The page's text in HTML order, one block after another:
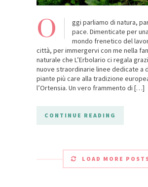
O
ggi parliamo di natura,
pace. Dimenticate per
mondo frenetico del
città, per immergervi con me nella
naturale che L’Erbolario ci regala
nuove straordinarie linee dedicate a
piante più care alla tradizione
l’Ortensia. Un vero frammento di […]
CONTINUE READING
LOAD MORE